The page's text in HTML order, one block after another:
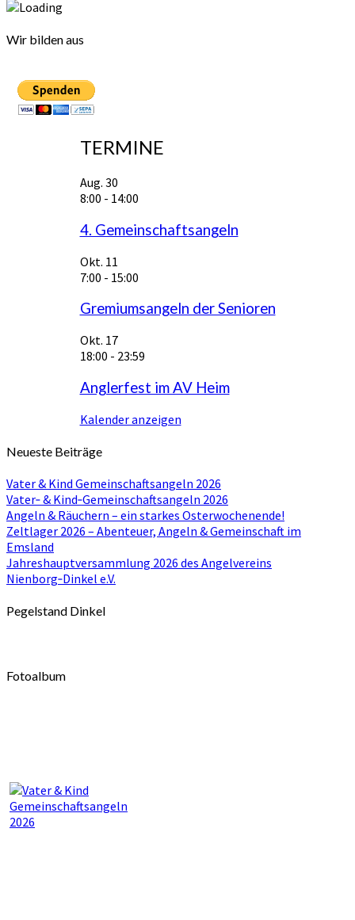
Wir bilden aus
TERMINE
Aug. 30
8:00 - 14:00
4. Gemeinschaftsangeln
Okt. 11
7:00 - 15:00
Gremiumsangeln der Senioren
Okt. 17
18:00 - 23:59
Anglerfest im AV Heim
Kalender anzeigen
Neueste Beiträge
Vater & Kind Gemeinschaftsangeln 2026
Vater‑ & Kind‑Gemeinschaftsangeln 2026
Angeln & Räuchern – ein starkes Osterwochenende!
Zeltlager 2026 – Abenteuer, Angeln & Gemeinschaft im
Emsland
Jahreshauptversammlung 2026 des Angelvereins
Nienborg‑Dinkel e.V.
Pegelstand Dinkel
Fotoalbum